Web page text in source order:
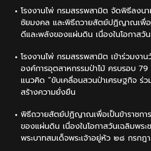
โรงงานไพ่ กรมสรรพสามิต จัดพิธีลงน
ชัยมงคล และพิธีถวายสัตย์ปฏิญาณเพื่อ
ดีและพลังของแผ่นดิน เนื่องในโอกาสวั
โรงงานไพ่ กรมสรรพสามิต เข้าร่วมงา
องค์การอุตสาหกรรมป่าไม้ ครบรอบ
แนวคิด “ขับเคลื่อนสวนป่าเศรษฐกิจ ร่
สร้างความยั่งยืน
พิธีถวายสัตย์ปฏิญาณเพื่อเป็นข้าราชกา
ของแผ่นดิน เนื่องในโอกาสวันเฉลิมพระ
พระบาทสมเด็จพระเจ้าอยู่หัว ๒๘ กรก